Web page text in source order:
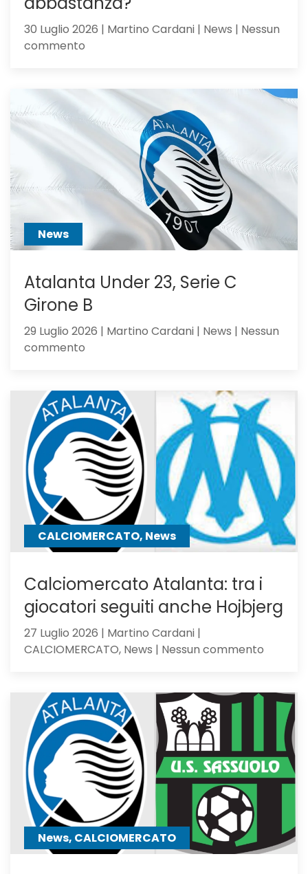
30 Luglio 2026 | Martino Cardani | News | Nessun
commento
alla
Juventus:
Dea,
non
hai
creduto
abbastanza?
News
Atalanta Under 23, Serie C
Girone B
29 Luglio 2026 | Martino Cardani | News | Nessun
commento
23,
Serie
C
Girone
B
CALCIOMERCATO, News
Calciomercato Atalanta: tra i
giocatori seguiti anche Hojbjerg
27 Luglio 2026 | Martino Cardani |
CALCIOMERCATO, News | Nessun commento
tra
seguiti
anche
Hojbjerg
News, CALCIOMERCATO